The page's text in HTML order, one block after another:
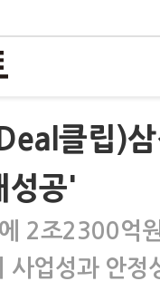
클립)
공'
2조2300억
사업성과 안정